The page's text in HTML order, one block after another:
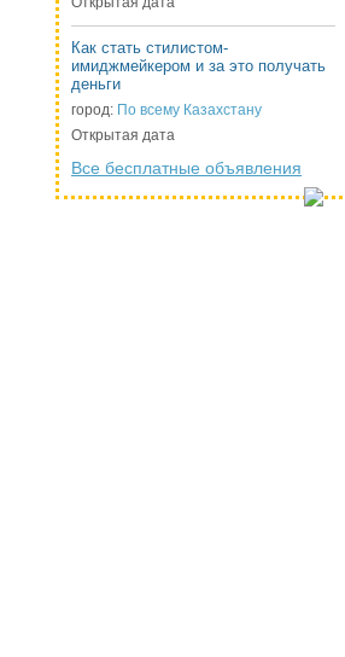
Как стать стилистом-
имиджмейкером и за это получать
деньги
город: По всему Казахстану
Открытая дата
Все бесплатные объявления